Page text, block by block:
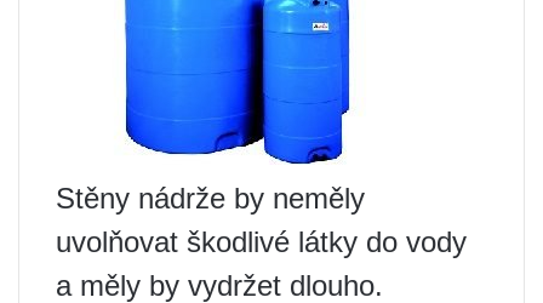
Stěny nádrže by neměly
uvolňovat škodlivé látky do vody
a měly by vydržet dlouho.